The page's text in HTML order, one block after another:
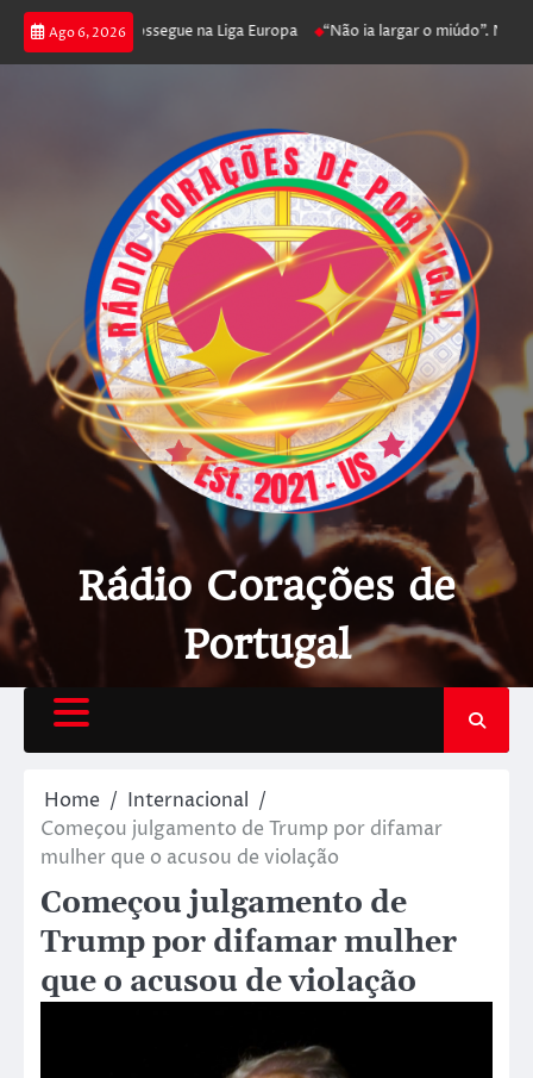
Ago 6, 2026
joga poker e prossegue na Liga Europa “Não ia largar o miúdo”.
Rádio Corações de
Portugal
Home
Internacional
Começou julgamento de Trump por difamar
mulher que o acusou de violação
Começou julgamento de
Trump por difamar mulher
que o acusou de violação